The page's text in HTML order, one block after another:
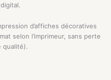
digital.
d’affiches décoratives
selon l’imprimeur, sans perte
qualité).